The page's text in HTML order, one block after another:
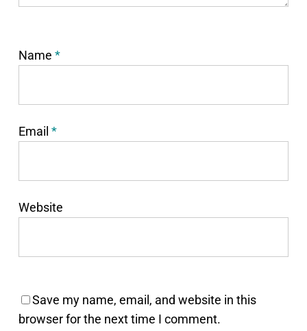
Name *
Email *
Website
Save my name, email, and website in this
browser for the next time I comment.